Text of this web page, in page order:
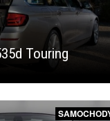
Touring